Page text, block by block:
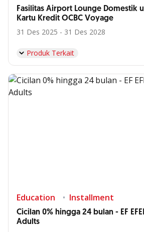
Fasilitas Airport Lounge Domestik untuk nasabah
Kartu Kredit OCBC Voyage
31 Des 2025 - 31 Des 2028
Produk Terkait
Education Installment
Cicilan 0% hingga 24 bulan - EF
Adults